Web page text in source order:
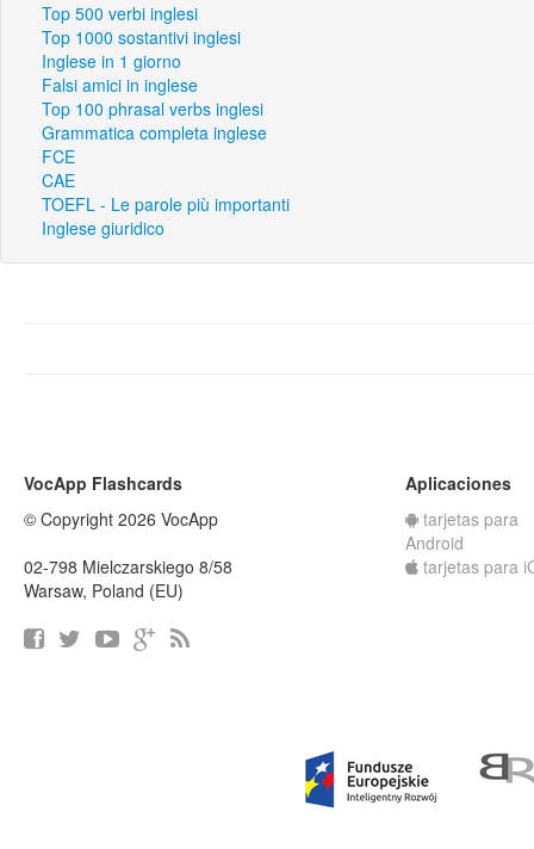
Top 500 verbi inglesi
Top 1000 sostantivi inglesi
Inglese in 1 giorno
Falsi amici in inglese
Top 100 phrasal verbs inglesi
Grammatica completa inglese
FCE
CAE
TOEFL - Le parole più importanti
Inglese giuridico
VocApp Flashcards
© Copyright 2026 VocApp
02-798 Mielczarskiego 8/58
Warsaw, Poland (EU)
Aplicaciones
tarjetas para
Android
tarjetas para